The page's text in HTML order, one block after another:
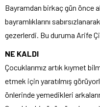
Bayramdan birkaç gün önce
bayramlıklarını
gezerlerdi. Bu duruma Arife
NE KALDI
Çocuklarımız artık kıymet
etmek için yaratılmış
önlerinde yemedikleri